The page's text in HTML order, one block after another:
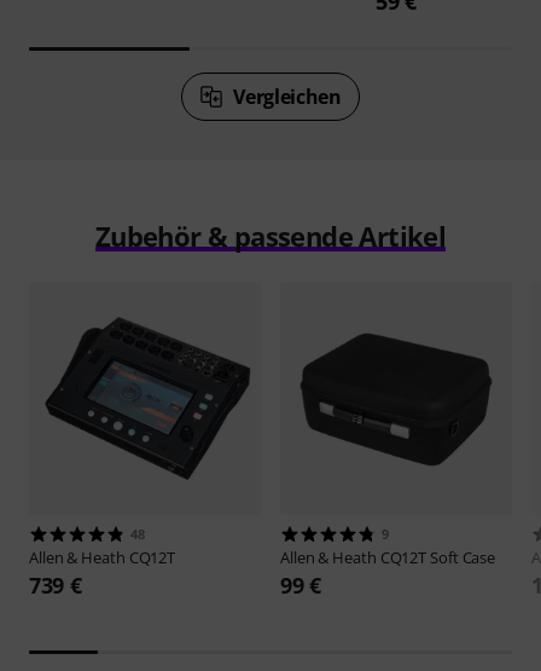
Vergleichen
Zubehör & passende Artikel
48
Allen & Heath CQ12T
739 €
9
Allen & Heath CQ12T Soft Case
99 €